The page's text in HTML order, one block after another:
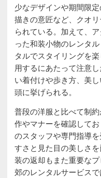
少なデザインや期間限
描きの意匠など、クオ
られている。加えて、
った和装小物のレンタ
タルでスタイリングを
用するにあたって注意
い着付けや歩き方、美
頭に挙げられる。
普段の洋服と比べて制
作やマナーを確認して
のスタッフや専門指導
すさと見た目の美しさ
装の返却もまた重要な
郊のレンタルサービス